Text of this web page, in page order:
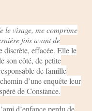
le visage, me comprime
fois avant de
discrète, effacée. Elle le
son côté, de petite
de famille
d’une enquête leur
de Constance.
d’enfance perdu de